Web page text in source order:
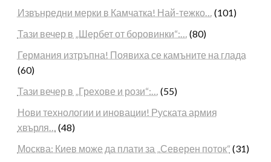
Извънредни мерки в Камчатка! Най-тежко… (101)
Тази вечер в „Шербет от боровинки“:… (80)
Германия изтръпна! Появиха се камъните на глада
(60)
Тази вечер в „Грехове и рози“:… (55)
Нови технологии и иновации! Руската армия
хвърля… (48)
Москва: Киев може да плати за „Северен поток“ (31)